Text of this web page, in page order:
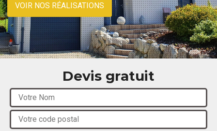
VOIR NOS RÉALISATIONS
Devis gratuit